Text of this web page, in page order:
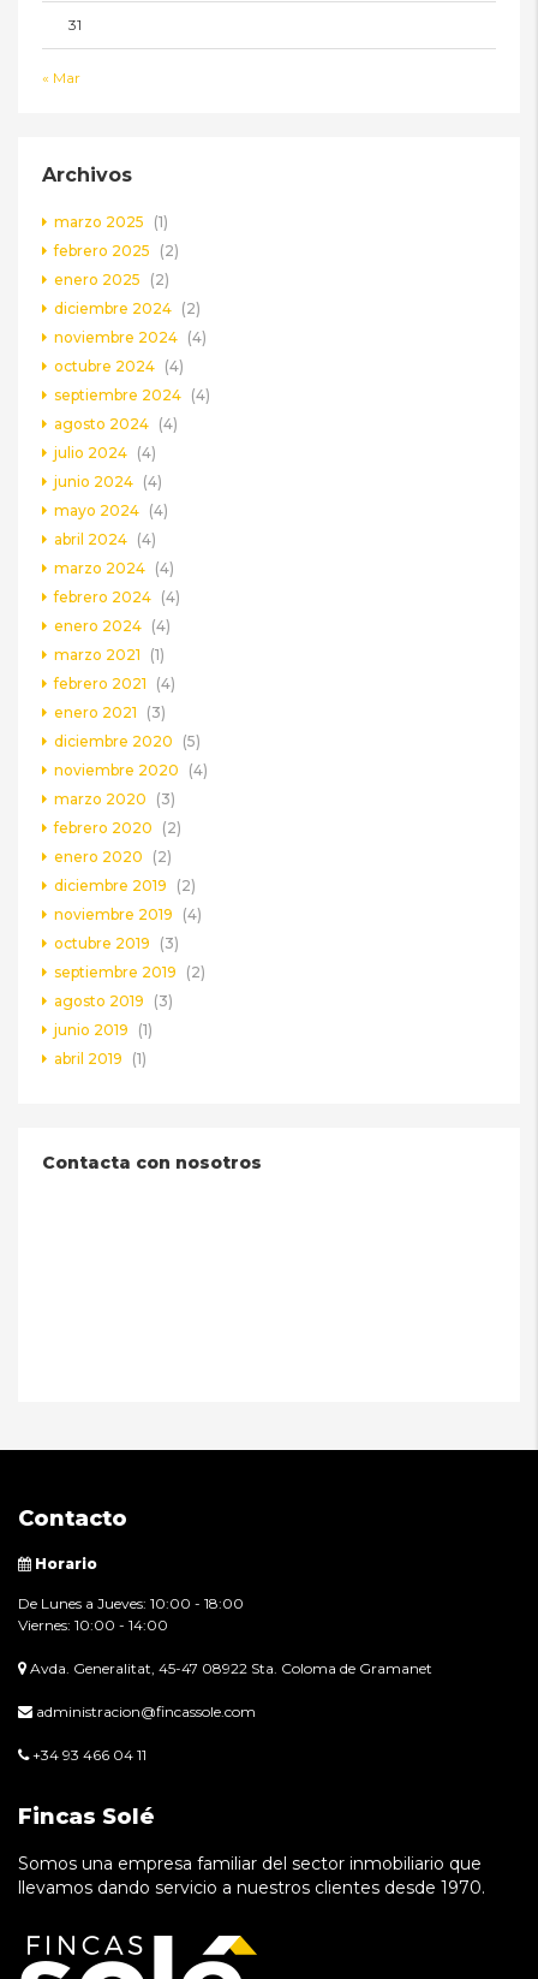
31
« Mar
Archivos
marzo 2025
(1)
febrero 2025
(2)
enero 2025
(2)
diciembre 2024 (2)
noviembre 2024 (4)
octubre 2024 (4)
septiembre 2024 (4)
agosto 2024 (4)
julio 2024 (4)
junio 2024 (4)
mayo 2024 (4)
abril 2024 (4)
marzo 2024 (4)
febrero 2024 (4)
enero 2024 (4)
marzo 2021
(1)
febrero 2021
(4)
enero 2021
(3)
diciembre 2020
(5)
noviembre 2020
(4)
marzo 2020
(3)
febrero 2020
(2)
enero 2020
(2)
diciembre 2019
(2)
noviembre 2019
(4)
octubre 2019
(3)
septiembre 2019
(2)
agosto 2019
(3)
junio 2019
(1)
abril 2019
(1)
Contacta con nosotros
Contacto
Horario
De Lunes a Jueves: 10:00 - 18:00
Viernes: 10:00 - 14:00
Avda. Generalitat, 45-47 08922 Sta. Coloma de Gramanet
administracion@fincassole.com
+34 93 466 04 11
Fincas Solé
Somos una empresa familiar del sector inmobiliario que
llevamos dando servicio a nuestros clientes desde 1970.